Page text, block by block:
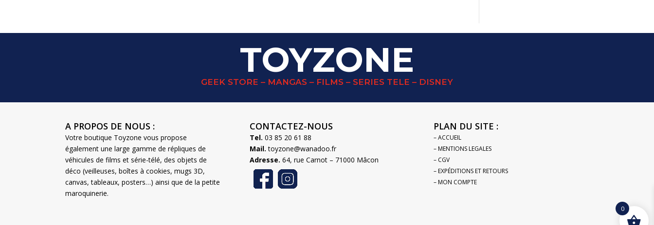
TOYZONE
GEEK STORE – MANGAS – FILMS – SERIES TELE – DISNEY
A PROPOS DE NOUS :
Votre boutique Toyzone vous propose
également une large gamme de répliques de
véhicules de films et série-télé, des objets de
déco (veilleuses, boîtes à cookies, mugs 3D,
canvas, tableaux, posters…) ainsi que de la petite
maroquinerie.
CONTACTEZ-NOUS
Tel. 03 85 20 61 88
Mail. toyzone@wanadoo.fr
Adresse. 64, rue Carnot – 71000 Mâcon
PLAN DU SITE :
– ACCUEIL
– MENTIONS LEGALES
– CGV
– EXPÉDITIONS ET RETOURS
– MON COMPTE
0